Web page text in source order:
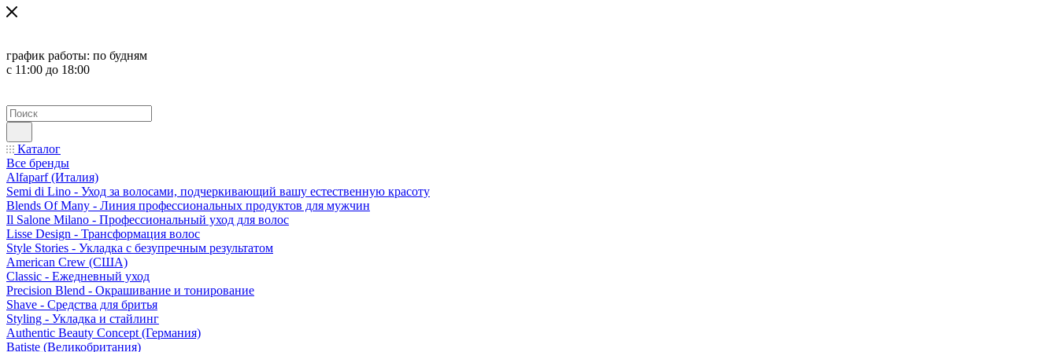
график работы: по будням
с 11:00 до 18:00
Каталог
Все бренды
Alfaparf (Италия)
Semi di Lino - Уход за волосами, подчеркивающий вашу естественную красоту
Blends Of Many - Линия профессиональных продуктов для мужчин
Il Salone Milano - Профессиональный уход для волос
Lisse Design - Трансформация волос
Style Stories - Укладка с безупречным результатом
American Crew (США)
Classic - Ежедневный уход
Precision Blend - Окрашивание и тонирование
Shave - Средства для бритья
Styling - Укладка и стайлинг
Authentic Beauty Concept (Германия)
Batiste (Великобритания)